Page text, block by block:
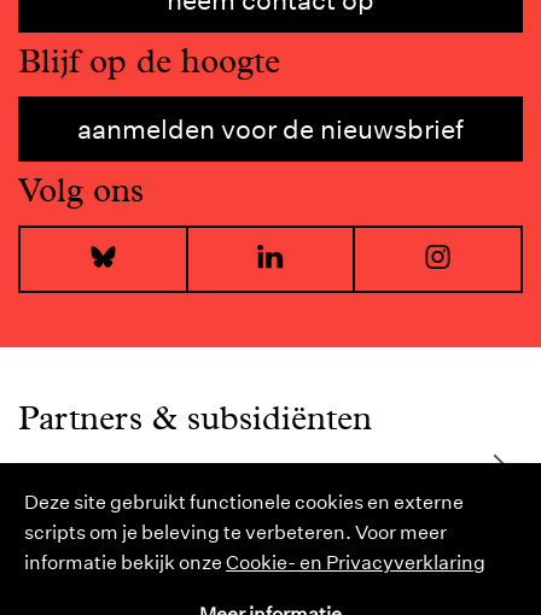
Deze site gebruikt functionele cookies en externe
scripts om je beleving te verbeteren. Voor meer
informatie bekijk onze Cookie- en Privacyverklaring
Blijf op de hoogte
aanmelden voor de nieuwsbrief
Volg ons
Bluesky LinkedIn
Partners & subsidiënten